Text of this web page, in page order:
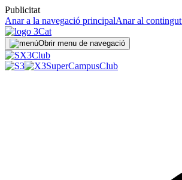
Publicitat
Anar a la navegació principalAnar al contingut
Obrir menu de navegació
Club
SuperCampusClub